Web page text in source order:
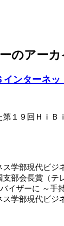
ーのアー
ンターネ
第１９回Ｈｉ
学部現代ビジ
部会長賞（テ
イザーに ～手
学部現代ビジ